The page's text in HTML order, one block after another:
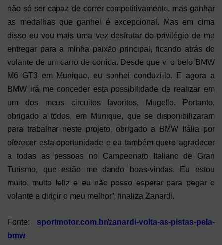
não só ser capaz de correr competitivamente, mas ganhar
as medalhas que ganhei é excepcional. Mas em cima
disso eu vou mais uma vez desfrutar do privilégio de me
entregar para a minha paixão principal, ficando atrás do
volante de um carro de corrida. Desde que vi o belo BMW
M6 GT3 em Munique, eu sonhei conduzi-lo. E agora a
BMW irá me conceder esta possibilidade de realizar em
um dos meus circuitos favoritos, Mugello. Portanto,
obrigado a todos, em Munique, que se disponibilizaram
para trabalhar neste projeto, obrigado a BMW Itália por
oferecer esta oportunidade e eu também quero agradecer
a todas as pessoas no Campeonato Italiano de Gran
Turismo, que estão me dando boas-vindas. Eu estou
muito, muito feliz e eu não posso esperar para pegar o
volante e dirigir o meu melhor”, finaliza Zanardi.
Fonte:
sportmotor.com.br/zanardi-volta-as-pistas-pela-
bmw